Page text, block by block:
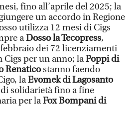
fino all’aprile del 2025; la
un accordo in Regione
utilizza 12 mesi di Cigs
aDosso la Tecopress,
dei 72 licenziamenti
Cigs per un anno; laPoppi di
Renaticostanno faendo
laEvomek di Lagosanto
solidarietà fino a fine
per laFox Bompani di